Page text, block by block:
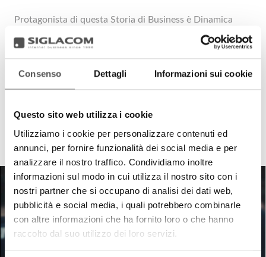
Consenso Dettagli Informazioni sui cookie
Questo sito web utilizza i cookie
Utilizziamo i cookie per personalizzare contenuti ed
annunci, per fornire funzionalità dei social media e per
analizzare il nostro traffico. Condividiamo inoltre
informazioni sul modo in cui utilizza il nostro sito con i
nostri partner che si occupano di analisi dei dati web,
pubblicità e social media, i quali potrebbero combinarle
con altre informazioni che ha fornito loro o che hanno
raccolto dal suo utilizzo dei loro servizi.
Protagonista di questa Storia di Business è Dinamica
Generale, leader mondiale nella produzione di sistemi di
pesatura, sensori elettronici, soluzioni personalizzabili e
leader globale nella tecnologia NIR, che attraverso il
direttore marketing Matteo Reggiani, racconta il proprio